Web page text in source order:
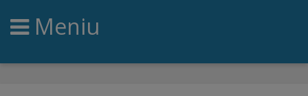
Simbolurile
Meniu